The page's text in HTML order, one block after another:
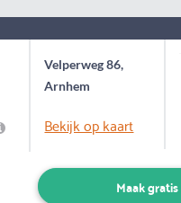
Velperweg 86,
Arnhem
Bekijk op kaart
Maak